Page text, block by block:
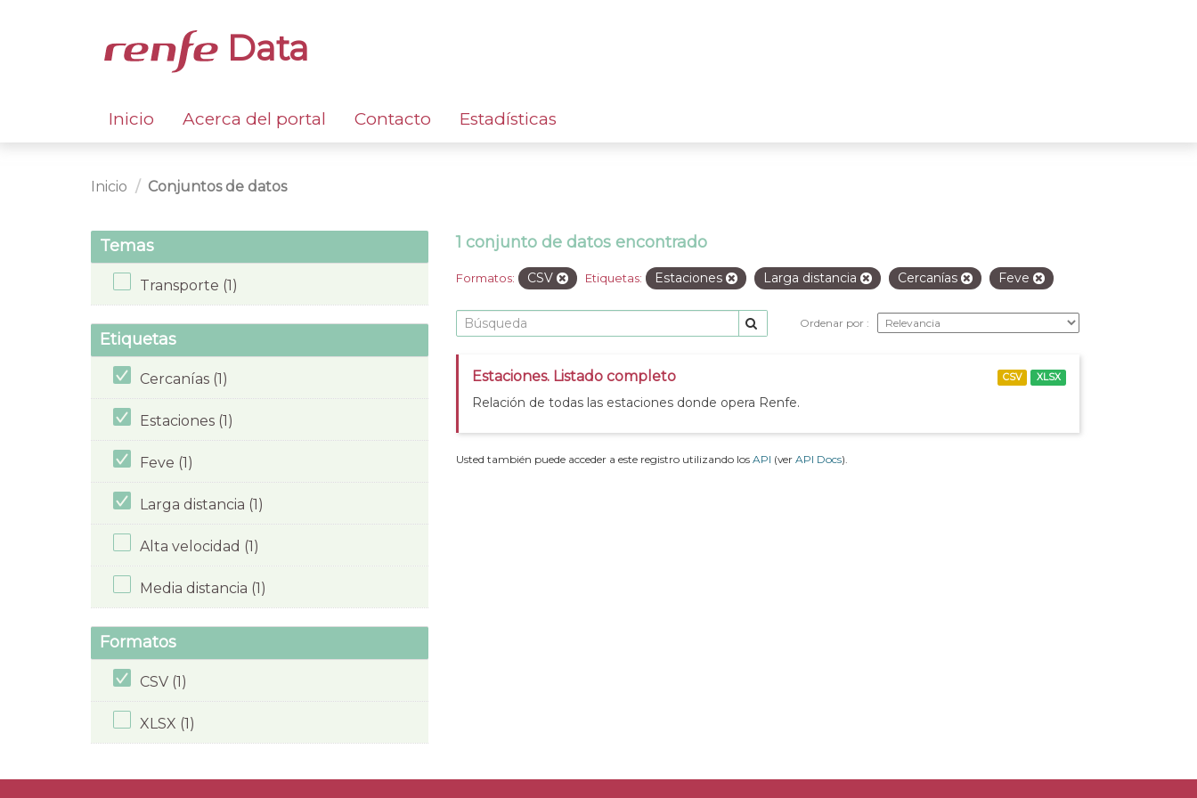
Data
Inicio Acerca del portal Contacto Estadísticas
Inicio Conjuntos de datos
Temas
Transporte (1)
Etiquetas
Cercanías (1)
Estaciones (1)
Feve (1)
Larga distancia (1)
Alta velocidad (1)
Media distancia (1)
Formatos
CSV (1)
XLSX (1)
1 conjunto de datos encontrado
Formatos: CSV Etiquetas: Estaciones Larga distancia Cercanías Feve
Ordenar por
Estaciones. Listado completo
Relación de todas las estaciones donde opera Renfe.
CSV XLSX
Usted también puede acceder a este registro utilizando los API (ver API Docs).